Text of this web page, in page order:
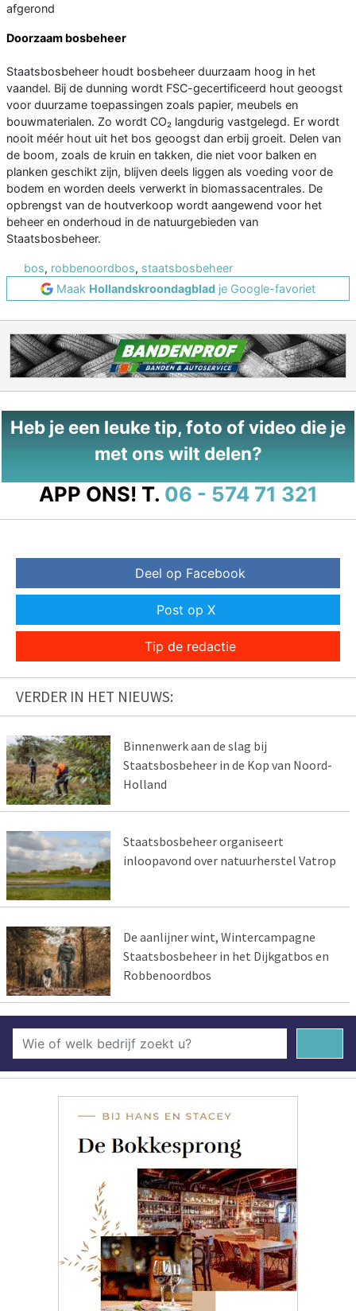
afgerond
Doorzaam bosbeheer
Staatsbosbeheer houdt bosbeheer duurzaam hoog in het
vaandel. Bij de dunning wordt FSC-gecertificeerd hout geoogst
voor duurzame toepassingen zoals papier, meubels en
bouwmaterialen. Zo wordt CO₂ langdurig vastgelegd. Er wordt
nooit méér hout uit het bos geoogst dan erbij groeit. Delen van
de boom, zoals de kruin en takken, die niet voor balken en
planken geschikt zijn, blijven deels liggen als voeding voor de
bodem en worden deels verwerkt in biomassacentrales. De
opbrengst van de houtverkoop wordt aangewend voor het
beheer en onderhoud in de natuurgebieden van
Staatsbosbeheer.
bos, robbenoordbos, staatsbosbeheer
Maak Hollandskroondagblad je Google-favoriet
Heb je een leuke tip, foto of video die je
met ons wilt delen?
APP ONS! T. 06 - 574 71 321
Deel op Facebook
Post op X
Tip de redactie
VERDER IN HET NIEUWS:
Binnenwerk aan de slag bij
Staatsbosbeheer in de Kop van Noord-
Holland
Staatsbosbeheer organiseert
inloopavond over natuurherstel Vatrop
De aanlijner wint, Wintercampagne
Staatsbosbeheer in het Dijkgatbos en
Robbenoordbos